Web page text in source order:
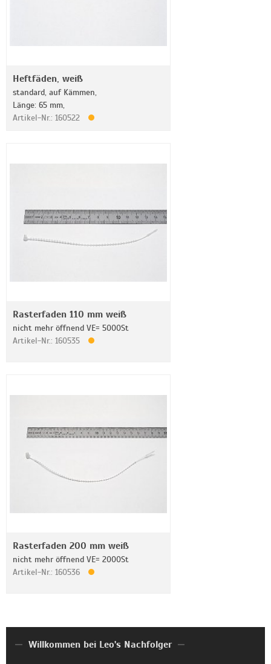
Heftfäden, weiß
standard, auf Kämmen,
Länge: 65 mm,
Artikel-Nr.: 160522
Rasterfaden 110 mm weiß
nicht mehr öffnend VE= 5000St
Artikel-Nr.: 160535
Rasterfaden 200 mm weiß
nicht mehr öffnend VE= 2000St
Artikel-Nr.: 160536
Willkommen bei Leo's Nachfolger